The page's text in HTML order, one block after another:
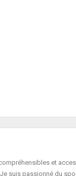
et
suis passionné du